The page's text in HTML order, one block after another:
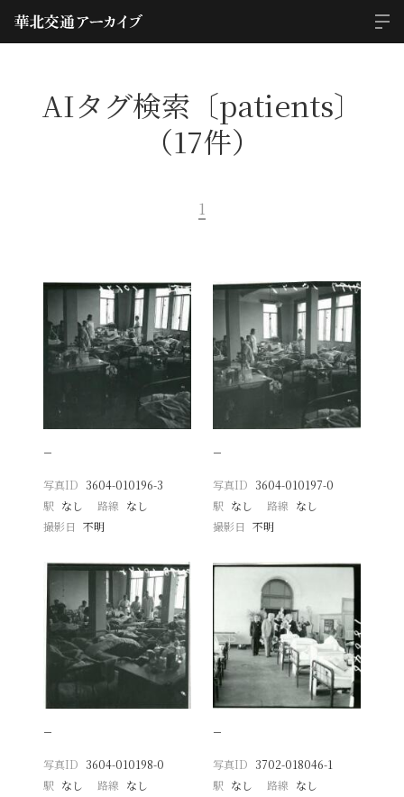
AIタグ検索〔patients〕
（17件）
1
−
写真ID 3604-010196-3
駅 なし 路線 なし
撮影日
不明
−
写真ID 3604-010197-0
駅 なし 路線 なし
撮影日 不明
−
写真ID 3604-010198-0
駅 なし 路線 なし
−
写真ID 3702-018046-1
駅 なし 路線 なし